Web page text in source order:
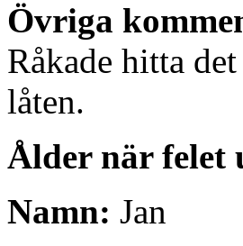
Övriga
Råkade hitta
låten.
Ålder när felet
Namn: Jan